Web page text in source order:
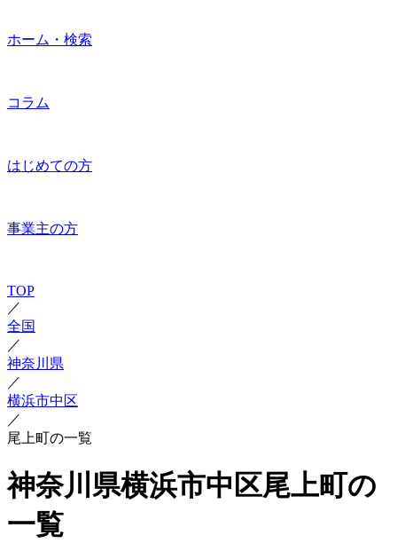
ホーム・検索
コラム
はじめての方
事業主の方
TOP
／
全国
／
神奈川県
／
横浜市中区
／
尾上町の一覧
神奈川県横浜市中区尾上町の
一覧